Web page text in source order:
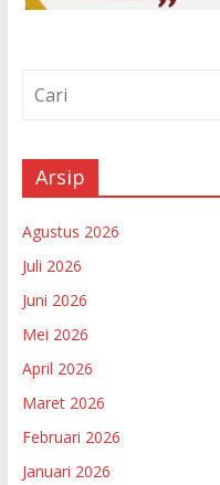
Arsip
Agustus 2026
Juli 2026
Juni 2026
Mei 2026
April 2026
Maret 2026
Februari 2026
Januari 2026